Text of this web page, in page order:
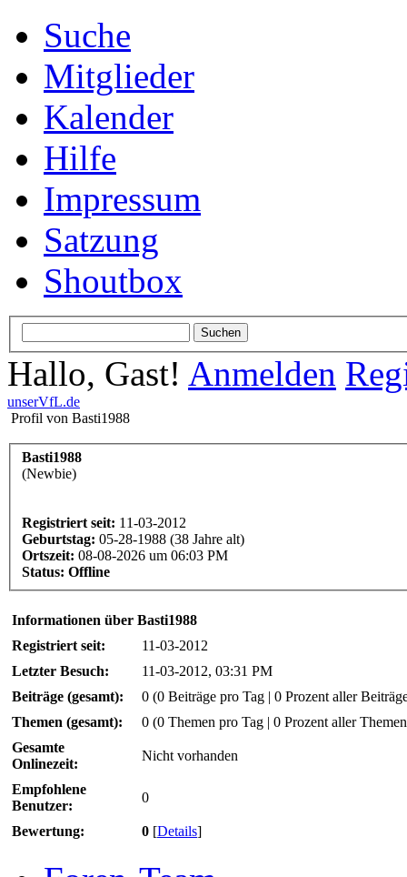
Suche
Mitglieder
Kalender
Hilfe
Impressum
Satzung
Shoutbox
Hallo, Gast! Anmelden
unserVfL.de
Profil von Basti1988
Basti1988
(Newbie)
Registriert seit: 11-03-2012
Geburtstag: 05-28-1988 (38 Jahre alt)
Ortszeit: 08-08-2026 um 06:03 PM
Status: Offline
Informationen über Basti1988
Registriert seit:
11-03-2012
Letzter Besuch:
11-03-2012, 03:31 PM
Beiträge (gesamt):
0 (0 Beiträge pro Tag | 0 Prozent aller
Themen (gesamt):
0 (0 Themen pro Tag | 0 Prozent aller
Gesamte
Onlinezeit:
Nicht vorhanden
Empfohlene
Benutzer:
0
Bewertung: 0 [Details]